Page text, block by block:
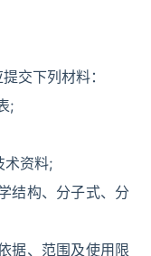
交下列材料：
;
术资料;
结构、分子式、分
据、范围及使用限